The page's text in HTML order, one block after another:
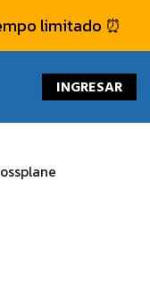
limitado ⏰
INGRESAR